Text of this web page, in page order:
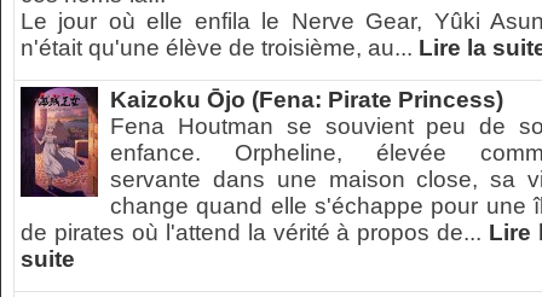
Le jour où elle enfila le Nerve Gear, Yûki
n'était qu'une élève de troisième, au... Lire la
Kaizoku Ōjo (Fena: Pirate Princess)
Fena Houtman se souvient peu de
enfance. Orpheline, élevée
servante dans une maison close, sa
change quand elle s'échappe pour une
de pirates où l'attend la vérité à propos de... Lire
suite